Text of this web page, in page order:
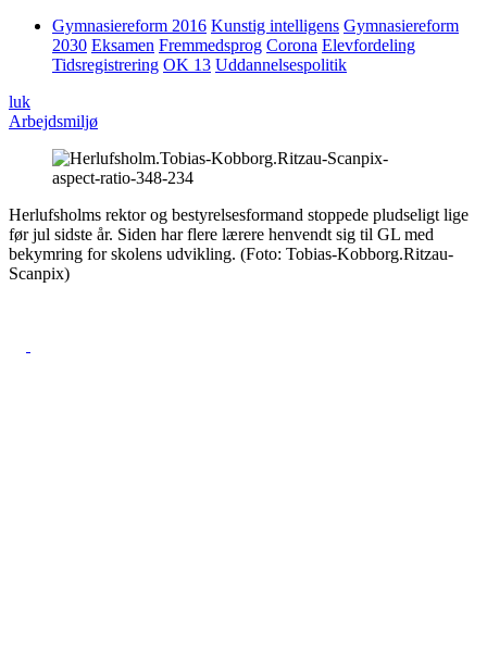
Gymnasiereform 2016 Kunstig intelligens Gymnasiereform
2030 Eksamen Fremmedsprog Corona Elevfordeling
Tidsregistrering OK 13 Uddannelsespolitik
luk
Arbejdsmiljø
Herlufsholms rektor og bestyrelsesformand stoppede pludseligt lige
før jul sidste år. Siden har flere lærere henvendt sig til GL med
bekymring for skolens udvikling. (Foto: Tobias-Kobborg.Ritzau-
Scanpix)